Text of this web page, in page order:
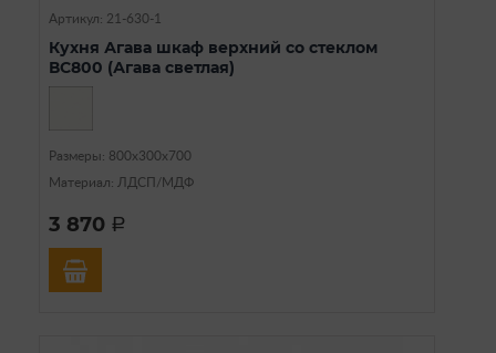
Артикул: 21-630-1
Кухня Агава шкаф верхний со стеклом
ВС800 (Агава светлая)
Размеры: 800х300х700
Материал: ЛДСП/МДФ
3 870 a